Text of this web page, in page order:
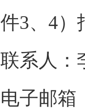
件3、4）
联系人：
电子邮箱